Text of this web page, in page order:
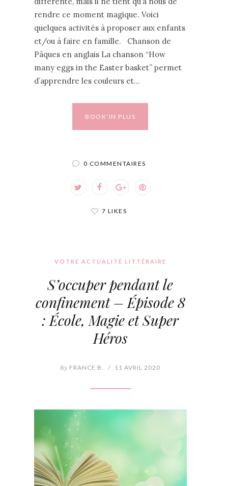
rendre ce moment magique. Voici
quelques activités à proposer aux enfants
et/ou à faire en famille. Chanson de
Pâques en anglais La chanson “How
many eggs in the Easter basket” permet
d’apprendre les couleurs et…
BOOK'IN PLUS
0 COMMENTAIRES
7 LIKES
VOTRE ACTUALITÉ LITTÉRAIRE
S’occuper pendant le
confinement – Épisode 8
: École, Magie et Super
Héros
By FRANCE B. / 11 AVRIL 2020